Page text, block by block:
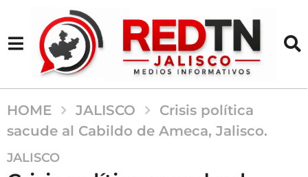
HOME JALISCO
Crisis política
sacude al Cabildo de Ameca, Jalisco.
9
m
JALISCO